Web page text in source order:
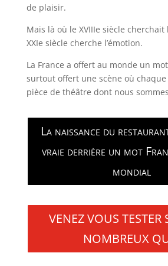
de plaisir.
Mais là où le XVIIIe siècle
XXIe siècle cherche l’émotion.
La France a offert au monde un
surtout offert une scène où
pièce de théâtre dont nous
La naissance du
vraie derrière un mot
mondial
VENEZ VOUS TESTER
NOMBREUX